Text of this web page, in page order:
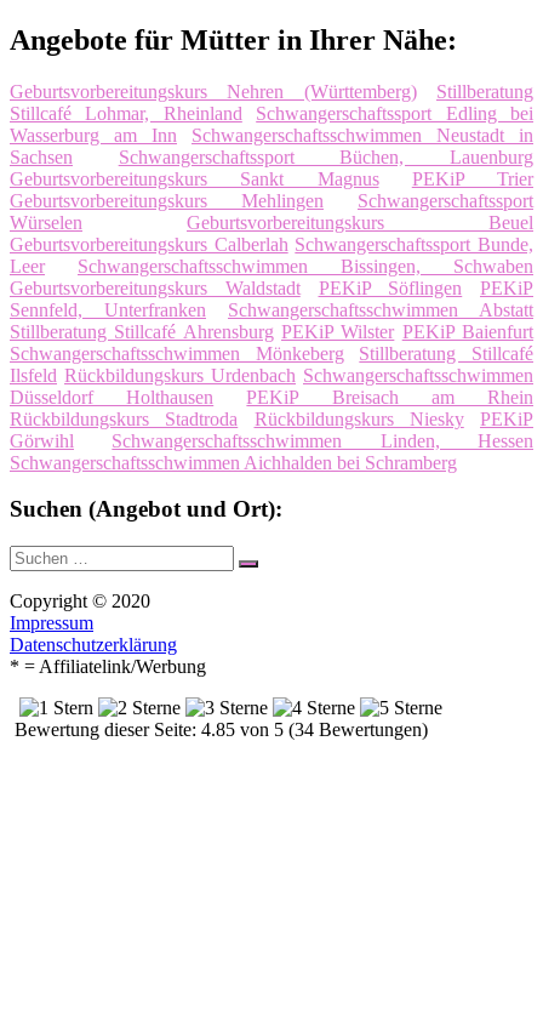
Angebote für Mütter in Ihrer Nähe:
Geburtsvorbereitungskurs Nehren (Württemberg)
Stillberatung
Stillcafé Lohmar, Rheinland
Schwangerschaftssport Edling bei
Wasserburg am Inn
Schwangerschaftsschwimmen Neustadt in
Sachsen
Schwangerschaftssport Büchen, Lauenburg
Geburtsvorbereitungskurs Sankt Magnus
PEKiP Trier
Geburtsvorbereitungskurs Mehlingen
Schwangerschaftssport
Würselen
Geburtsvorbereitungskurs Beuel
Geburtsvorbereitungskurs Calberlah Schwangerschaftssport Bunde,
Leer
Schwangerschaftsschwimmen Bissingen, Schwaben
Geburtsvorbereitungskurs Waldstadt
PEKiP Söflingen
PEKiP
Sennfeld, Unterfranken
Schwangerschaftsschwimmen Abstatt
Stillberatung Stillcafé Ahrensburg PEKiP Wilster PEKiP Baienfurt
Schwangerschaftsschwimmen Mönkeberg
Stillberatung Stillcafé
Ilsfeld Rückbildungskurs Urdenbach Schwangerschaftsschwimmen
Düsseldorf Holthausen
PEKiP Breisach am Rhein
Rückbildungskurs Stadtroda
Rückbildungskurs Niesky
PEKiP
Görwihl
Schwangerschaftsschwimmen Linden, Hessen
Schwangerschaftsschwimmen Aichhalden bei Schramberg
Suchen (Angebot und Ort):
Suche
nach:
Suchen
Copyright © 2020
Impressum
Datenschutzerklärung
* = Affiliatelink/Werbung
Bewertung dieser Seite: 4.85 von 5 (34 Bewertungen)